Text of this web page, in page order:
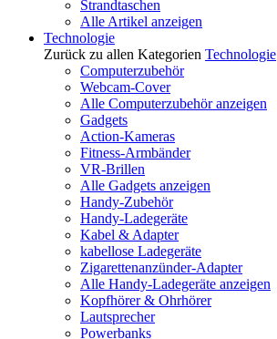
Strandtaschen
Alle Artikel anzeigen
Technologie
Zurück zu allen Kategorien Technologie
Computerzubehör
Webcam-Cover
Alle Computerzubehör anzeigen
Gadgets
Action-Kameras
Fitness-Armbänder
VR-Brillen
Alle Gadgets anzeigen
Handy-Zubehör
Handy-Ladegeräte
Kabel & Adapter
kabellose Ladegeräte
Zigarettenanzünder-Adapter
Alle Handy-Ladegeräte anzeigen
Kopfhörer & Ohrhörer
Lautsprecher
Powerbanks